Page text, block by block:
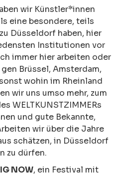
wir Künstler*innen
eine besondere, teils
Düsseldorf haben, hier
Institutionen vor
immer hier arbeiten oder
Brüssel, Amsterdam,
wohin im Rheinland
wir uns umso mehr, zum
WELTKUNSTZIMMERs
und gute Bekannte,
wir über die Jahre
schätzen, in Düsseldorf
zu dürfen.
NOW, ein Festival mit